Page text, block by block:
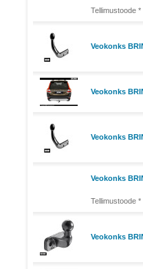
Tellimustoode *
Veokonks
Veokonks
Veokonks
Veokonks
Tellimustoode *
Veokonks